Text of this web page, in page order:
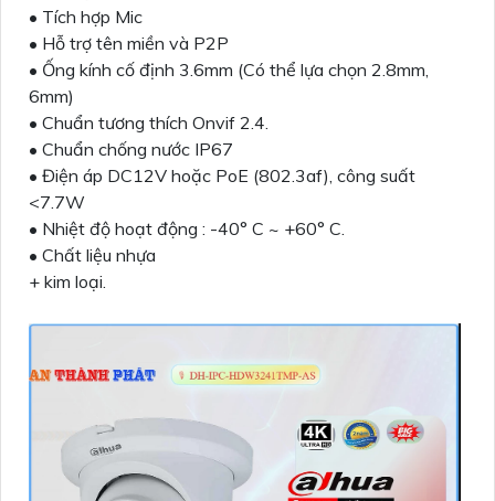
• Tích hợp Mic
• Hỗ trợ tên miền và P2P
• Ống kính cố định 3.6mm (Có thể lựa chọn 2.8mm,
6mm)
• Chuẩn tương thích Onvif 2.4.
• Chuẩn chống nước IP67
• Điện áp DC12V hoặc PoE (802.3af), công suất
<7.7W
• Nhiệt độ hoạt động : -40° C ~ +60° C.
• Chất liệu nhựa
+ kim loại.